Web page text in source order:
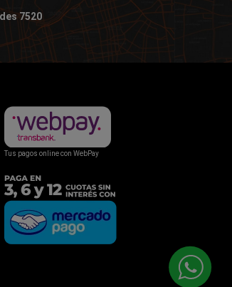
7520
Tus pagos online con WebPay